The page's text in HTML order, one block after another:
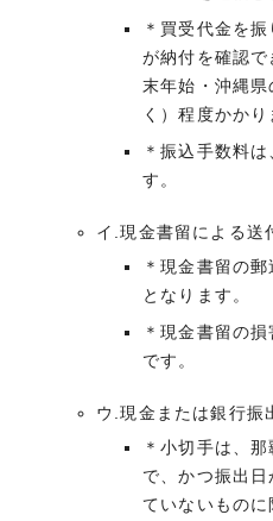
＊買受代金を
が納付を確認
末年始・沖縄
く）程度かかり
＊振込手数料
す。
イ.現金書留による送
＊現金書留の
となります。
＊現金書留の
です。
ウ.現金または銀行振
＊小切手は、
で、かつ振出
ていないものに